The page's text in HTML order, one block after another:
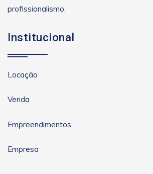
profissionalismo.
Institucional
Locação
Venda
Empreendimentos
Empresa